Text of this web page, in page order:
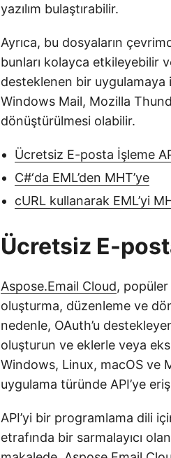
yazılım bulaştırabilir.
Ayrıca, bu dosyaların
bunları kolayca etkileyebilir
desteklenen bir
Windows Mail, Mozilla
dönüştürülmesi olabilir.
Ücretsiz E-posta İşleme
C#‘da EML’den MHT’ye
cURL kullanarak EML’yi
Ücretsiz E-
Aspose.Email Cloud,
oluşturma, düzenleme ve
nedenle, OAuth’u
oluşturun ve eklerle veya
Windows, Linux, macOS ve
uygulama türünde API’ye
API’yi bir programlama dili
etrafında bir sarmalayıcı